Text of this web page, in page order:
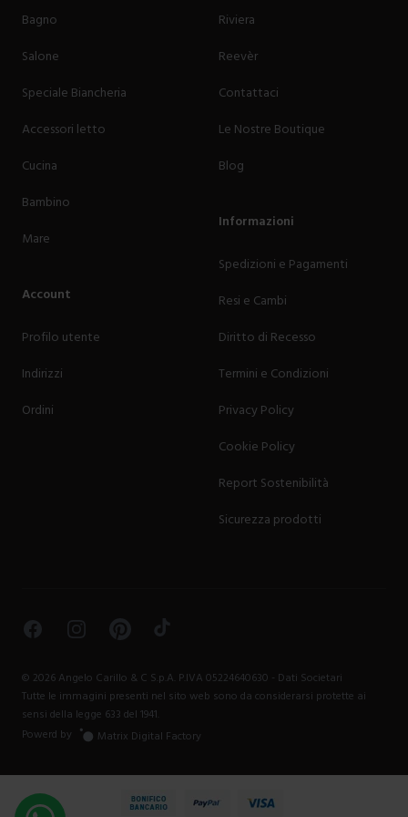
Bagno
Salone
Speciale Biancheria
Accessori letto
Cucina
Bambino
Mare
Account
Profilo utente
Indirizzi
Ordini
Riviera
Reevèr
Contattaci
Le Nostre Boutique
Blog
Informazioni
Spedizioni e Pagamenti
Resi e Cambi
Diritto di Recesso
Termini e Condizioni
Privacy Policy
Cookie Policy
Report Sostenibilità
Sicurezza prodotti
FacebookInstagramPinterestTikTok
© 2026 Angelo Carillo & C S.p.A. P.IVA 05224640630 - Dati Societari
Tutte le immagini presenti nel sito web sono da considerarsi protette ai
sensi della legge 633 del 1941.
Powerd by
Matrix Digital Factory